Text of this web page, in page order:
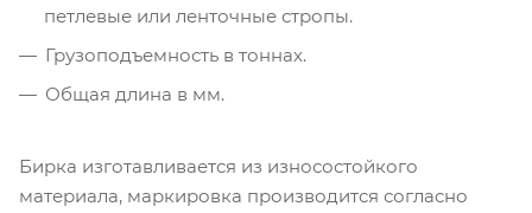
петлевые или ленточные стропы.
Грузоподъемность в тоннах.
Общая длина в мм.
Бирка изготавливается из износостойкого
материала, маркировка производится согласно